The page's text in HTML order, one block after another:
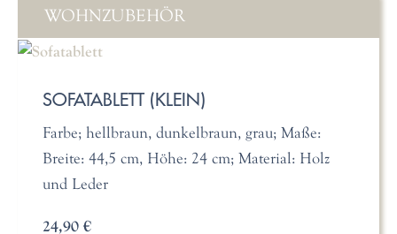
WOHNZUBEHÖR
SOFATABLETT (KLEIN)
Farbe; hellbraun, dunkelbraun, grau; Maße:
Breite: 44,5 cm, Höhe: 24 cm; Material: Holz
und Leder
24,90 €